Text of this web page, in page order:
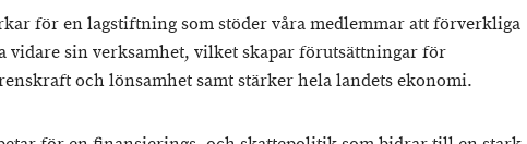
för en lagstiftning som stöder våra medlemmar att förverkliga
vidare sin verksamhet, vilket skapar förutsättningar för
och lönsamhet samt stärker hela landets ekonomi.